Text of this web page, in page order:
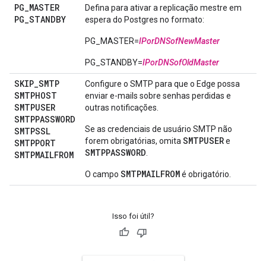
PG_MASTER
PG_STANDBY
Defina para ativar a replicação mestre em
espera do Postgres no formato:
PG_MASTER=IPorDNSofNewMaster
PG_STANDBY=IPorDNSofOldMaster
SKIP_SMTP
SMTPHOST
SMTPUSER
SMTPPASSWORD
SMTPSSL
SMTPPORT
SMTPMAILFROM
Configure o SMTP para que o Edge possa
enviar e-mails sobre senhas perdidas e
outras notificações.
Se as credenciais de usuário SMTP não
forem obrigatórias, omita SMTPUSERe
SMTPPASSWORD
O campo SMTPMAILFROMé obrigatório.
Isso foi útil?